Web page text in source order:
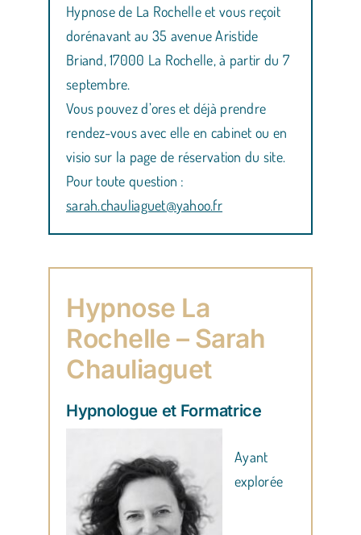
Hypnose de La Rochelle et vous reçoit
dorénavant au 35 avenue Aristide
Briand, 17000 La Rochelle, à partir du 7
septembre.
Vous pouvez d’ores et déjà prendre
rendez-vous avec elle en cabinet ou en
visio sur la page de réservation du site.
Pour toute question :
sarah.chauliaguet@yahoo.fr
Hypnose La
Rochelle – Sarah
Chauliaguet
Hypnologue et Formatrice
Ayant
explorée